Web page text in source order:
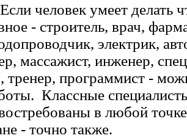
человек умеет делать
- строитель, врач,
электрик,
массажист, инженер,
тренер, программист -
Классные
в любой
- точно также.